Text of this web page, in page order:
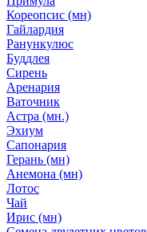
Кореопсис (мн)
Гайлардия
Ранункулюс
Буддлея
Сирень
Аренария
Ваточник
Астра (мн.)
Эхиум
Сапонария
Герань (мн)
Анемона (мн)
Лотос
Чай
Ирис (мн)